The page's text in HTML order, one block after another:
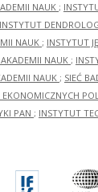
NAUK ;
INSTYTUT
NAUK ; INSTYTUT
NAUK ;
NAUK ; SIEĆ
PAN ; INSTYTUT